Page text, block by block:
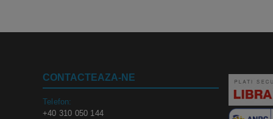
CONTACTEAZA-NE
Telefon:
+40 310 050 144